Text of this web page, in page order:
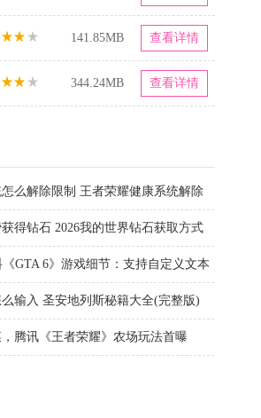
141.85MB 查看详情
344.24MB 查看详情
么解除限制 王者荣耀健康系统解除
得钻石 2026我的世界钻石获取方式
GTA 6》游戏细节：支持自定义文本
输入 圣安地列斯秘籍大全(完整版)
腾讯《王者荣耀》农场玩法首曝